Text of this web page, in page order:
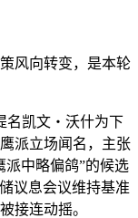
风向转变，是本轮
名凯文・沃什为下
派立场闻名，主张
派中略偏鸽”的候选
议息会议维持基准
接连动摇。